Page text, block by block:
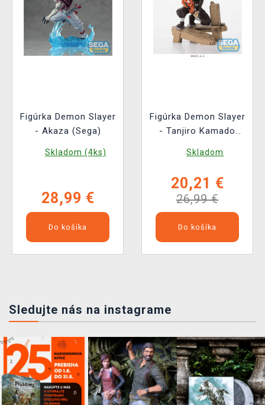
Figúrka Demon Slayer
- Akaza (Sega)
Skladom (4ks)
28,99 €
Do košíka
Figúrka Demon Slayer
- Tanjiro Kamado
Arc (Sega)
Skladom
20,21 €
26,99 €
Do košíka
Sledujte nás na instagrame